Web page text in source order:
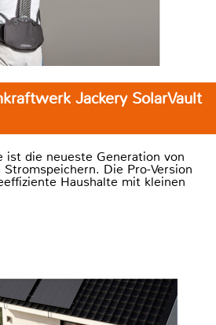
Jackery SolarVault
ist die neueste Generation von
Die Pro-Version
Haushalte mit kleinen